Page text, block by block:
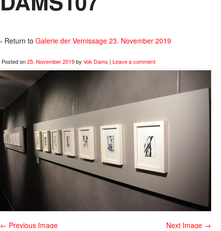
‹ Return to Galerie der Vernissage 23. November 2019
Posted on25. November 2019by Vok Dams | Leave a comment
← Previous Image Next Image →